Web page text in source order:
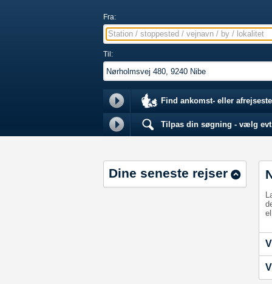
Fra:
Station / stoppested / vejnavn / by / lokalitet
Til:
Find ankomst- eller
Tilpas din søgning - vælg
Dine seneste rejser